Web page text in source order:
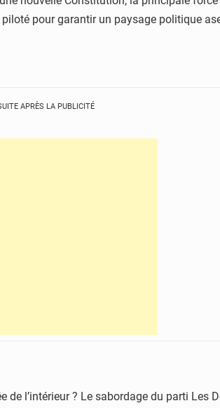
pour garantir un paysage politique
APRÈS LA PUBLICITÉ
de l’intérieur ? Le sabordage du parti